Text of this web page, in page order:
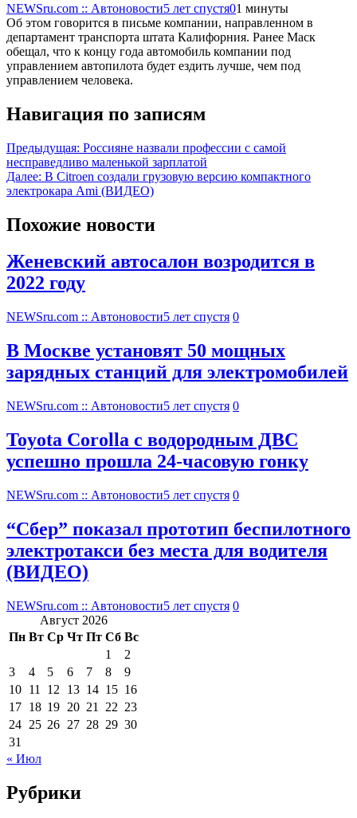
NEWSru.com :: Автоновости5 лет спустя01 минуты
Об этом говорится в письме компании, направленном в
департамент транспорта штата Калифорния. Ранее Маск
обещал, что к концу года автомобиль компании под
управлением автопилота будет ездить лучше, чем под
управлением человека.
Навигация по записям
Предыдущая: Россияне назвали профессии с самой
несправедливо маленькой зарплатой
Далее: В Citroen создали грузовую версию компактного
электрокара Ami (ВИДЕО)
Похожие новости
Женевский автосалон возродится в
2022 году
NEWSru.com :: Автоновости5 лет спустя 0
В Москве установят 50 мощных
зарядных станций для электромобилей
NEWSru.com :: Автоновости5 лет спустя 0
Toyota Corolla с водородным ДВС
успешно прошла 24-часовую гонку
NEWSru.com :: Автоновости5 лет спустя 0
“Сбер” показал прототип беспилотного
электротакси без места для водителя
(ВИДЕО)
NEWSru.com :: Автоновости5 лет спустя 0
Август 2026
Пн Вт Ср Чт Пт Сб Вс
1
2
3
4 5 6 7 8
9
10 11 12 13 14 15 16
17 18 19 20 21 22 23
24 25 26 27 28 29 30
31
« Июл
Рубрики